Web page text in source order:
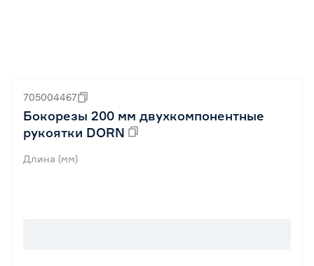
705004467
Бокорезы 200 мм двухкомпонентные
рукоятки DORN
Длина (мм)